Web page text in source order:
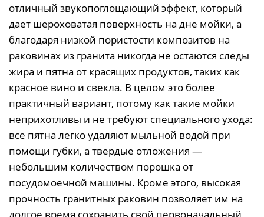
отличный звукопоглощающий эффект, который
дает шероховатая поверхность на дне мойки, а
благодаря низкой пористости композитов на
раковинах из гранита никогда не остаются следы
жира и пятна от красящих продуктов, таких как
красное вино и свекла. В целом это более
практичный вариант, потому как такие мойки
неприхотливы и не требуют специального ухода:
все пятна легко удаляют мыльной водой при
помощи губки, а твердые отложения —
небольшим количеством порошка от
посудомоечной машины. Кроме этого, высокая
прочность гранитных раковин позволяет им на
долгое время сохранить свой первоначальный